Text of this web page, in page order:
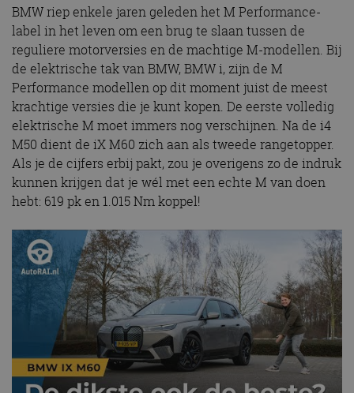
BMW riep enkele jaren geleden het M Performance-
label in het leven om een brug te slaan tussen de
reguliere motorversies en de machtige M-modellen. Bij
de elektrische tak van BMW, BMW i, zijn de M
Performance modellen op dit moment juist de meest
krachtige versies die je kunt kopen. De eerste volledig
elektrische M moet immers nog verschijnen. Na de i4
M50 dient de iX M60 zich aan als tweede rangetopper.
Als je de cijfers erbij pakt, zou je overigens zo de indruk
kunnen krijgen dat je wél met een echte M van doen
hebt: 619 pk en 1.015 Nm koppel!